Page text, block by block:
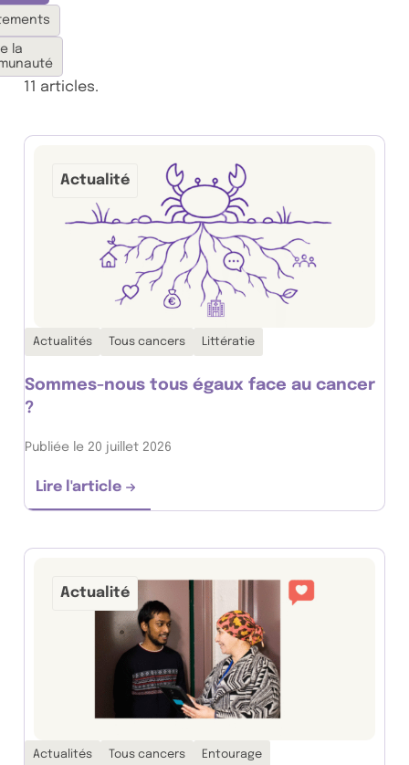
la
11 articles.
Actualité
Thématiques associées :
Actualités Tous cancers Littératie
Sommes-nous tous égaux face au cancer
?
Publiée le 20 juillet 2026
Lire l'article
Sommes-nous tous égaux face au cancer ?
Actualité
Thématiques associées :
Actualités Tous cancers Entourage